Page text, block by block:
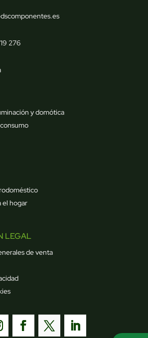
276
y domótica
el hogar
LEGAL
de venta